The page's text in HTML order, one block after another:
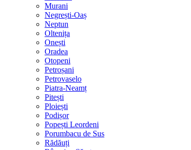
Murani
Negrești-Oaș
Neptun
Oltenița
Onești
Oradea
Otopeni
Petroșani
Petrovaselo
Piatra-Neamț
Pitești
Ploiești
Podișor
Popești Leordeni
Porumbacu de Sus
Rădăuți